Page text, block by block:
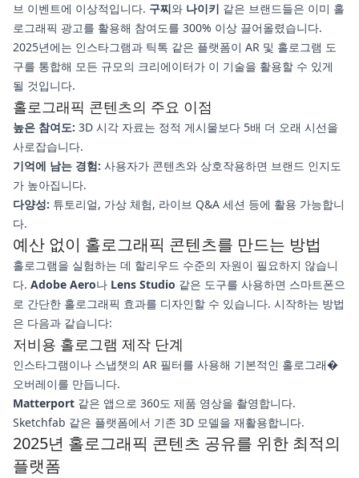
브 이벤트에 이상적입니다. 구찌와 나이키 같은 브랜드들은 이미 홀
로그래픽 광고를 활용해 참여도를 300% 이상 끌어올렸습니다.
2025년에는 인스타그램과 틱톡 같은 플랫폼이 AR 및 홀로그램 도
구를 통합해 모든 규모의 크리에이터가 이 기술을 활용할 수 있게
될 것입니다.
홀로그래픽 콘텐츠의 주요 이점
높은 참여도: 3D 시각 자료는 정적 게시물보다 5배 더 오래 시선을
사로잡습니다.
기억에 남는 경험: 사용자가 콘텐츠와 상호작용하면 브랜드 인지도
가 높아집니다.
다양성: 튜토리얼, 가상 체험, 라이브 Q&A 세션 등에 활용 가능합니
다.
예산 없이 홀로그래픽 콘텐츠를 만드는 방법
홀로그램을 실험하는 데 할리우드 수준의 자원이 필요하지 않습니
다. Adobe Aero나 Lens Studio 같은 도구를 사용하면 스마트폰으
로 간단한 홀로그래픽 효과를 디자인할 수 있습니다. 시작하는 방법
은 다음과 같습니다:
저비용 홀로그램 제작 단계
인스타그램이나 스냅챗의 AR 필터를 사용해 기본적인 홀로그래�
오버레이를 만듭니다.
Matterport 같은 앱으로 360도 제품 영상을 촬영합니다.
Sketchfab 같은 플랫폼에서 기존 3D 모델을 재활용합니다.
2025년 홀로그래픽 콘텐츠 공유를 위한 최적의
플랫폼